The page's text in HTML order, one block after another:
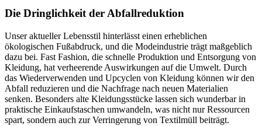
Die Dringlichkeit der Abfallreduktion
Unser aktueller Lebensstil hinterlässt einen erheblichen
ökologischen Fußabdruck, und die Modeindustrie trägt maßgeblich
dazu bei. Fast Fashion, die schnelle Produktion und Entsorgung von
Kleidung, hat verheerende Auswirkungen auf die Umwelt. Durch
das Wiederverwenden und Upcyclen von Kleidung können wir den
Abfall reduzieren und die Nachfrage nach neuen Materialien
senken. Besonders alte Kleidungsstücke lassen sich wunderbar in
praktische Einkaufstaschen umwandeln, was nicht nur Ressourcen
spart, sondern auch zur Verringerung von Textilmüll beiträgt.